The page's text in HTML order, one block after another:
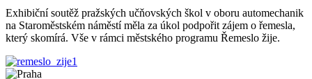
Exhibiční soutěž pražských učňovských škol v oboru automechanik
na Staroměstském náměstí měla za úkol podpořit zájem o řemesla,
který skomírá. Vše v rámci městského programu Řemeslo žije.